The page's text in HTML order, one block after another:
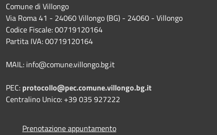
Comune di Villongo
Via Roma 41 - 24060 Villongo (BG) - 24060 - Villongo
Codice Fiscale: 00719120164
Partita IVA: 00719120164
MAIL: info@comune.villongo.bg.it
PEC: protocollo@pec.comune.villongo.bg.it
Centralino Unico: +39 035 927222
Prenotazione appuntamento